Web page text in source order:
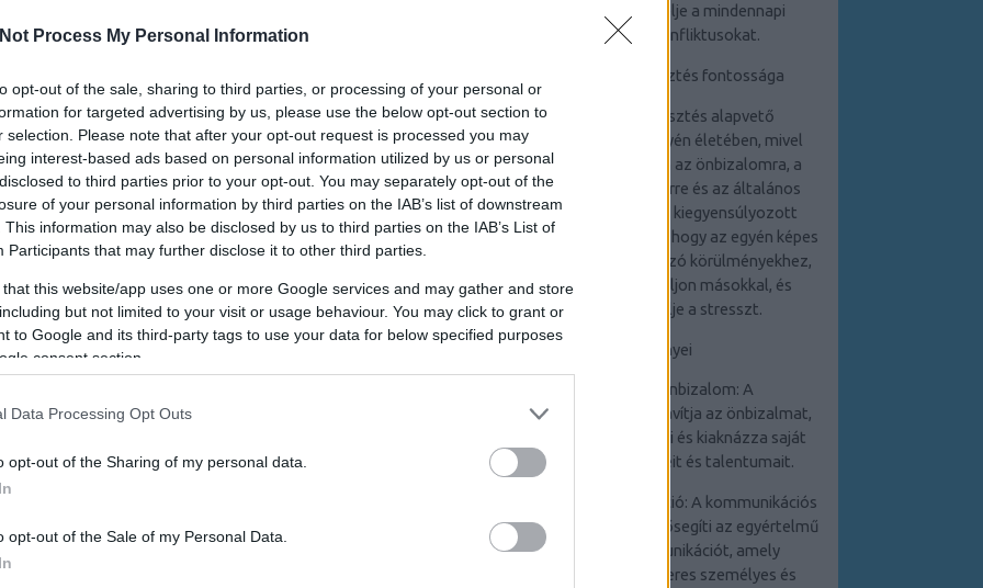
Process My Personal Information
opt-out of the sale, sharing to third parties, or processing of your personal or
for targeted advertising by us, please use the below opt-out section to
selection. Please note that after your opt-out request is processed you may
interest-based ads based on personal information utilized by us or personal
to third parties prior to your opt-out. You may separately opt-out of the
of your personal information by third parties on the IAB’s list of downstream
This information may also be disclosed by us to third parties on the IAB’s List of
Participants that may further disclose it to other third parties.
that this website/app uses one or more Google services and may gather and store
but not limited to your visit or usage behaviour. You may click to grant or
to Google and its third-party tags to use your data for below specified purposes
consent section.
Data Processing Opt Outs
opt-out of the Sharing of my personal data.
opt-out of the Sale of my Personal Data.
csökkenteni biztosítási díjait, ne feledje,
csökkentse a biztosítási költségeit. Ez azonban
az önrész, annál kevésbé hasznos a
a kisebb károkat végül teljesen saját zsebből kell
kifizetnie.
hogy sokat fizessen az autóbiztosításért, de ne
előírás, hogy rendelkeznie kell biztosítással. Ha
rendelkezik gépjármű-biztosítással, akkor
rendkívül olcsó biztosítást, ha szükséges.
majd alaposan nézze át ezt a listát, és
Meglepődhet, hogy mennyit spórolhat a
igénybevételével.
találjon, érdemes körülnéznie, és megkeresnie a
Kérjen árajánlatokat az interneten,
fel közvetlenül a társaságot, hogy megtalálja a
ellenőrizze a társaság hírnevét is, hogy
hogy a választott társaság jó.
hatékonyabban kezelje a mindennapi
kihívásokat és konfliktusokat.
A személyiségfejlesztés fontossága
A személyiségfejlesztés alapvető
jelentőséggel bír az egyén életében, mivel
közvetlen hatással van az önbizalomra, a
kapcsolatokra, a karrierre és az általános
életminőségre. Egy jól kiegyensúlyozott
személyiség segít abban, hogy az egyén képes
legyen adaptálni a változó körülményekhez,
pozitívan kommunikáljon másokkal, és
hatékonyan kezelje a stresszt.
Az előnyei
1. Növekedett önbizalom: A
személyiségfejlesztés javítja az önbizalmat,
mivel az egyén felismeri és kiaknázza saját
képességeit, erősségeit és talentumait.
2. Hatékony kommunikáció: A kommunikációs
készségek fejlesztése elősegíti az egyértelmű
és hatékony kommunikációt, amely
elengedhetetlen a sikeres személyes és